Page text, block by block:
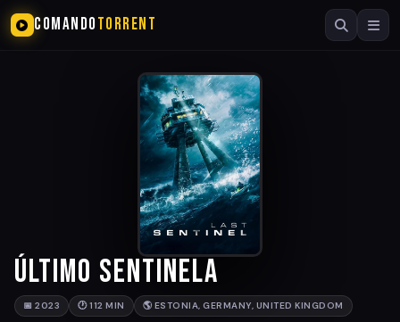
COMANDOTORRENT
Último Sentinela
📅 2023 🕐 112 MIN 🌎 ESTONIA, GERMANY, UNITED KINGDOM